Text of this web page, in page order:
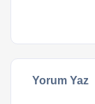
Yorum Yaz